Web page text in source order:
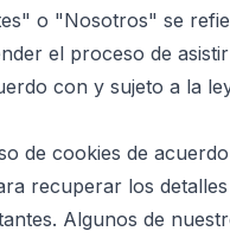
o "Nosotros" se
el proceso de
con y sujeto a la
de cookies de
recuperar los
Algunos de